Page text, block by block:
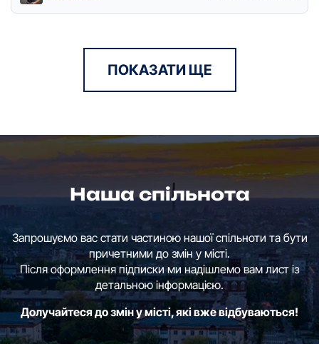
ПОКАЗАТИ ЩЕ
Наша спільнота
Запрошуємо вас стати частиною нашої спільноти та бути
причетними до змін у місті.
Після оформлення підписки ми надішлемо вам лист із
детальною інформацією.
Долучайтеся до змін у місті, які вже відбуваються!